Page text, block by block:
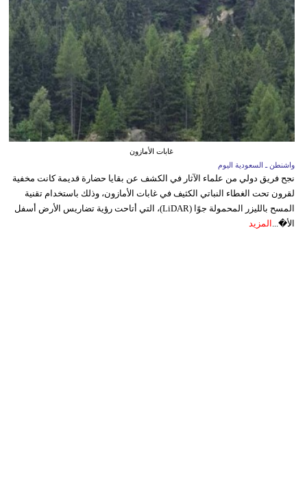
غابات الأمازون
واشنطن ـ السعودية اليوم
نجح فريق دولي من علماء الآثار في الكشف عن بقايا حضارة قديمة كانت مخفية
لقرون تحت الغطاء النباتي الكثيف في غابات الأمازون، وذلك باستخدام تقنية
المسح بالليزر المحمولة جوًا (LiDAR)، التي أتاحت رؤية تضاريس الأرض أسفل
الأ�... المزيد